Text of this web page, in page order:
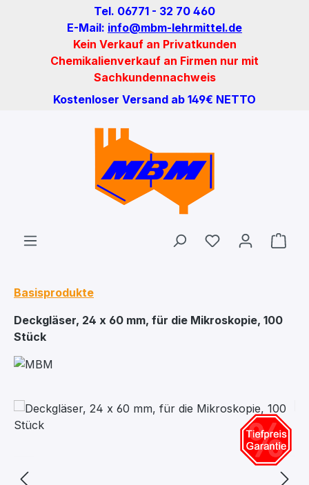
Zum Hauptinhalt springenTel. 06771 - 32 70 460
E-Mail: info@mbm-lehrmittel.de
Kein Verkauf an Privatkunden
Chemikalienverkauf an Firmen nur mit
Sachkundennachweis
Kostenloser Versand ab 149€ NETTO
Du hast 0
Basisprodukte
Deckgläser, 24 x 60 mm, für die Mikroskopie, 100
Stück
Bildergalerie überspringen